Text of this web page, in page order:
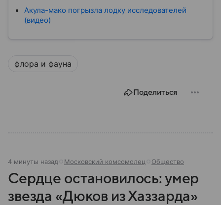
Акула-мако погрызла лодку исследователей
(видео)
флора и фауна
Поделиться
4 минуты назад Московский комсомолец Общество
Сердце остановилось: умер
звезда «Дюков из Хаззарда»